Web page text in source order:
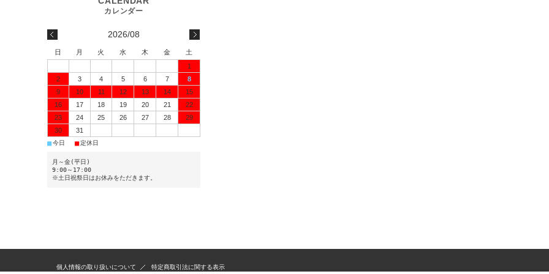
2026/08
日 月 火 水 木 金
土
1
2
3 4 5 6 7
8
9
10 11 12 13 14
15
16
17 18 19 20 21
22
23
24 25 26 27 28
29
30
31
■今日 ■定休日
月～金(平日)
9:00～17:00
※土日祝祭日はお休みをただきます。
個人情報の取り扱いについて 特定商取引法に関する表示